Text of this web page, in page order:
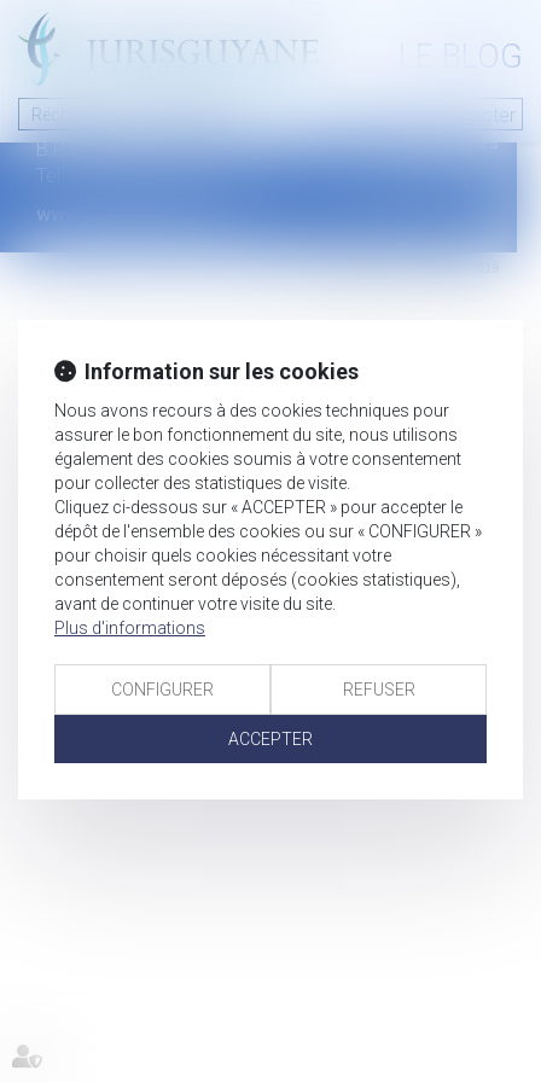
LE BLOG
Nous contacter
46 avenue de la liberté
B.P.315 - 97327 Cayenne Cedex
Tel : +594 594 29 45 35
www.jurisguyane.com
Mentions légales
Information sur les cookies
Nous avons recours à des cookies techniques pour
assurer le bon fonctionnement du site, nous utilisons
également des cookies soumis à votre consentement
pour collecter des statistiques de visite.
Cliquez ci-dessous sur « ACCEPTER » pour accepter le
dépôt de l'ensemble des cookies ou sur « CONFIGURER »
pour choisir quels cookies nécessitant votre
consentement seront déposés (cookies statistiques),
avant de continuer votre visite du site.
Plus d'informations
CONFIGURER REFUSER
ACCEPTER